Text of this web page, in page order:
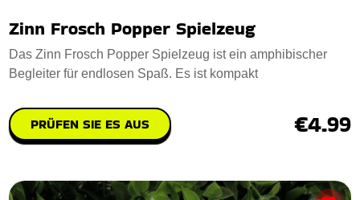
Zinn Frosch Popper Spielzeug
Das Zinn Frosch Popper Spielzeug ist ein amphibischer
Begleiter für endlosen Spaß. Es ist kompakt
PRÜFEN SIE ES AUS €4.99